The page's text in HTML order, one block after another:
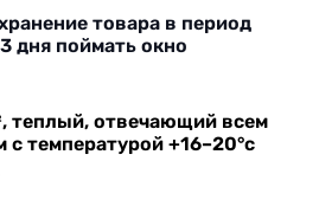
товара в период
дня поймать окно
теплый, отвечающий всем
с температурой +16–20°с